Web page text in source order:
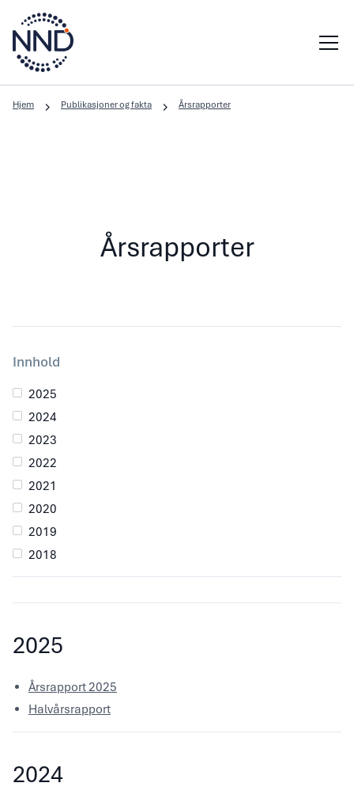
Hjem Publikasjoner og fakta Årsrapporter
Årsrapporter
Innhold
2025
2024
2023
2022
2021
2020
2019
2018
2025
Årsrapport 2025
Halvårsrapport
2024